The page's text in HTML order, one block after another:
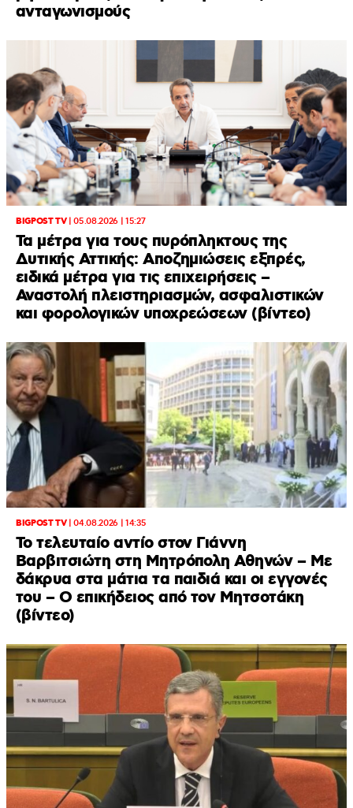
ανταγωνισμούς
BIGPOST TV|05.08.2026 | 15:27
Τα μέτρα για τους πυρόπληκτους της
Δυτικής Αττικής: Αποζημιώσεις εξπρές,
ειδικά μέτρα για τις επιχειρήσεις –
Αναστολή πλειστηριασμών, ασφαλιστικών
και φορολογικών υποχρεώσεων (βίντεο)
BIGPOST TV|04.08.2026 | 14:35
Το τελευταίο αντίο στον Γιάννη
Βαρβιτσιώτη στη Μητρόπολη Αθηνών – Με
δάκρυα στα μάτια τα παιδιά και οι εγγονές
του – Ο επικήδειος από τον Μητσοτάκη
(βίντεο)